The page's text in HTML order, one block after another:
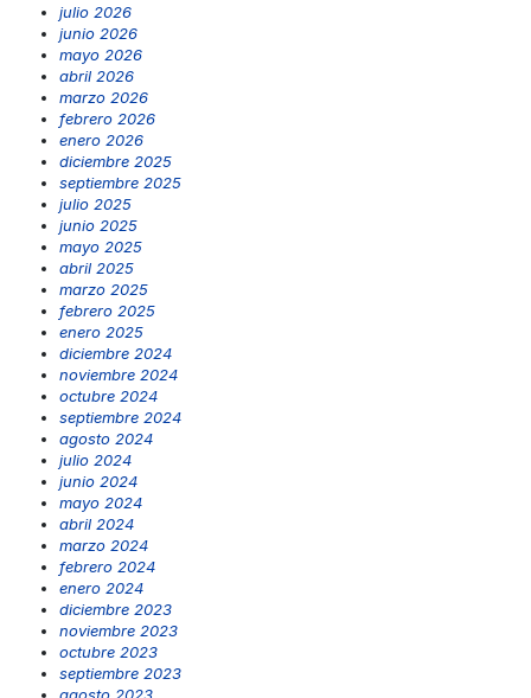
julio 2026
junio 2026
mayo 2026
abril 2026
marzo 2026
febrero 2026
enero 2026
diciembre 2025
septiembre 2025
julio 2025
junio 2025
mayo 2025
abril 2025
marzo 2025
febrero 2025
enero 2025
diciembre 2024
noviembre 2024
octubre 2024
septiembre 2024
agosto 2024
julio 2024
junio 2024
mayo 2024
abril 2024
marzo 2024
febrero 2024
enero 2024
diciembre 2023
noviembre 2023
octubre 2023
septiembre 2023